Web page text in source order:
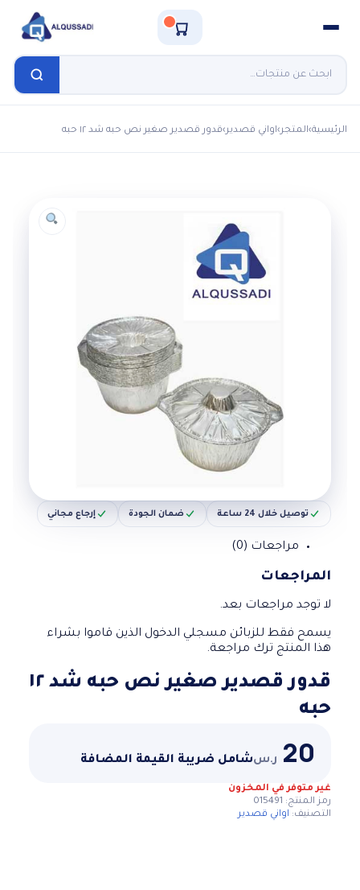
الرئيسية›المتجر›اواني قصدير›قدور قصدير صغير نص حبه شد ١٢ حبه
قدور قصدير صغير نص حبه شد ١٢
حبه
20 ر.سشامل ضريبة القيمة المضافة
غير متوفر في المخزون
رمز المنتج: 015491
التصنيف: اواني قصدير
توصيل خلال 24 ساعة ضمان الجودة إرجاع مجاني
مراجعات (0)
المراجعات
لا توجد مراجعات بعد.
يسمح فقط للزبائن مسجلي الدخول الذين قاموا بشراء
هذا المنتج ترك مراجعة.